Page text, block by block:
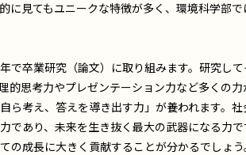
に見てもユニークな特徴が多く、環境科学部
で卒業研究（論文）に取り組みます。研究し
的思考力やプレゼンテーション力など多くの
ら考え、答えを導き出す力」が養われます。
であり、未来を生き抜く最大の武器になる力
の成長に大きく貢献することが分かるでしょう